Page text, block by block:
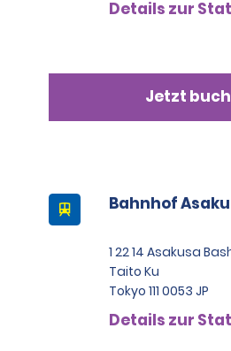
Details zur
Jetzt
Bahnhof
1 22 14 Asakusa
Taito Ku
Tokyo 111 0053 JP
Details zur